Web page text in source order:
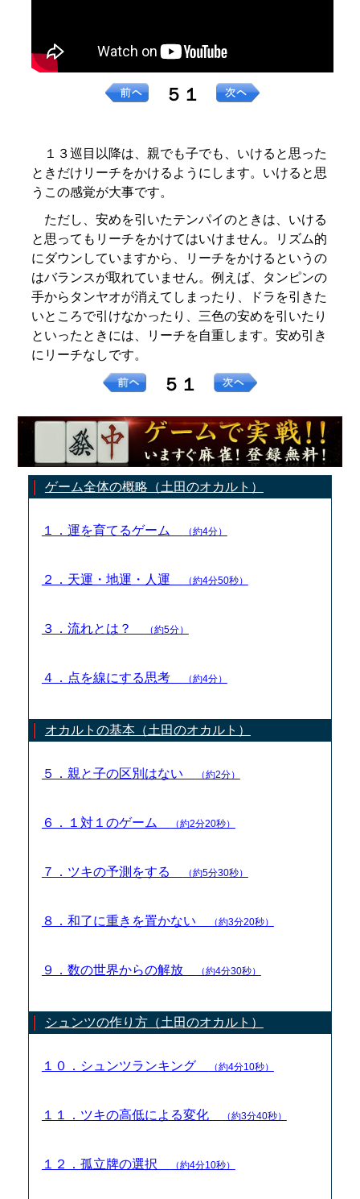
５１
１３巡目以降は、親でも子でも、いけると思った
ときだけリーチをかけるようにします。いけると思
うこの感覚が大事です。
ただし、安めを引いたテンパイのときは、いける
と思ってもリーチをかけてはいけません。リズム的
にダウンしていますから、リーチをかけるというの
はバランスが取れていません。例えば、タンピンの
手からタンヤオが消えてしまったり、ドラを引きた
いところで引けなかったり、三色の安めを引いたり
といったときには、リーチを自重します。安め引き
にリーチなしです。
５１
ゲーム全体の概略（土田のオカルト）
１．運を育てるゲーム （約4分）
２．天運・地運・人運 （約4分50秒）
３．流れとは？ （約5分）
４．点を線にする思考 （約4分）
オカルトの基本（土田のオカルト）
５．親と子の区別はない （約2分）
６．１対１のゲーム （約2分20秒）
７．ツキの予測をする （約5分30秒）
８．和了に重きを置かない （約3分20秒）
９．数の世界からの解放 （約4分30秒）
シュンツの作り方（土田のオカルト）
１０．シュンツランキング （約4分10秒）
１１．ツキの高低による変化 （約3分40秒）
１２．孤立牌の選択 （約4分10秒）